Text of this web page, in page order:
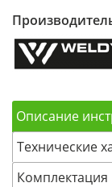
Описание
Технические
Комплектация